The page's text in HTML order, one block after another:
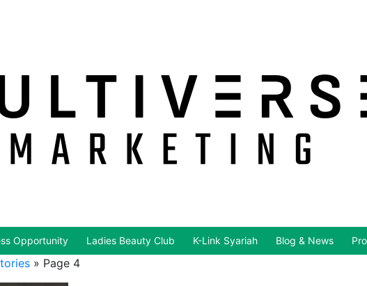
Opportunity Ladies Beauty Club K-Link Syariah Blog & News
» Page 4